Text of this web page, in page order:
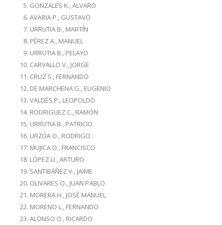
GONZALES K., ALVARO
AVARIA P., GUSTAVO
URRUTIA B., MARTÍN
PÉREZ A., MANUEL
URRUTIA B., PELAYO
CARVALLO V., JORGE
CRUZ S., FERNANDO
DE MARCHENA G., EUGENIO
VALDÉS P., LEOPOLDO
RODRIGUEZ C., RAMÓN
URRUTIA B., PATRICIO
URZÚA O., RODRIGO
MUJICA O., FRANCISCO
LÓPEZ U., ARTURO
SANTIBÁÑEZ V., JAIME
OLIVARES O., JUAN PABLO
MORERA H., JOSÉ MANUEL
MORENO L., FERNANDO
ALONSO O., RICARDO